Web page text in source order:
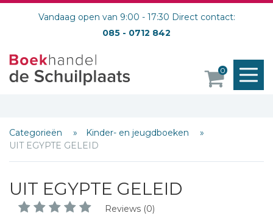
Vandaag open van 9:00 - 17:30 Direct contact:
085 - 0712 842
0
Categorieën
Kinder- en jeugdboeken
UIT EGYPTE GELEID
UIT EGYPTE GELEID
Reviews (0)
Schrijf hieronder je review!
Naam *
E-mail *